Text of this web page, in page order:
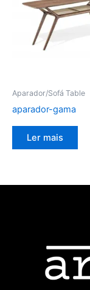
Aparador/Sofá Table
aparador-gama
Ler mais